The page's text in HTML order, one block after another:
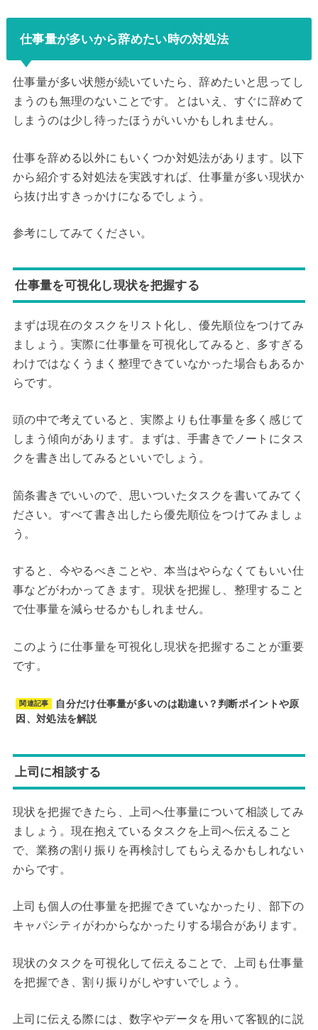
仕事量が多いから辞めたい時の対処法
仕事量が多い状態が続いていたら、辞めたいと思ってし
まうのも無理のないことです。とはいえ、すぐに辞めて
しまうのは少し待ったほうがいいかもしれません。
仕事を辞める以外にもいくつか対処法があります。以下
から紹介する対処法を実践すれば、仕事量が多い現状か
ら抜け出すきっかけになるでしょう。
参考にしてみてください。
仕事量を可視化し現状を把握する
まずは現在のタスクをリスト化し、優先順位をつけてみ
ましょう。実際に仕事量を可視化してみると、多すぎる
わけではなくうまく整理できていなかった場合もあるか
らです。
頭の中で考えていると、実際よりも仕事量を多く感じて
しまう傾向があります。まずは、手書きでノートにタス
クを書き出してみるといいでしょう。
箇条書きでいいので、思いついたタスクを書いてみてく
ださい。すべて書き出したら優先順位をつけてみましょ
う。
すると、今やるべきことや、本当はやらなくてもいい仕
事などがわかってきます。現状を把握し、整理すること
で仕事量を減らせるかもしれません。
このように仕事量を可視化し現状を把握することが重要
です。
関連記事
自分だけ仕事量が多いのは勘違い？判断ポイントや原
因、対処法を解説
上司に相談する
現状を把握できたら、上司へ仕事量について相談してみ
ましょう。現在抱えているタスクを上司へ伝えること
で、業務の割り振りを再検討してもらえるかもしれない
からです。
上司も個人の仕事量を把握できていなかったり、部下の
キャパシティがわからなかったりする場合があります。
現状のタスクを可視化して伝えることで、上司も仕事量
を把握でき、割り振りがしやすいでしょう。
上司に伝える際には、数字やデータを用いて客観的に説